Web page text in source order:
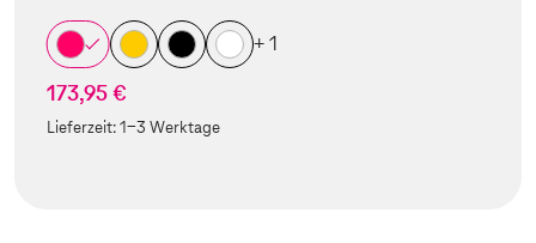
+ 1
173,95 €
Lieferzeit:1-3 Werktage